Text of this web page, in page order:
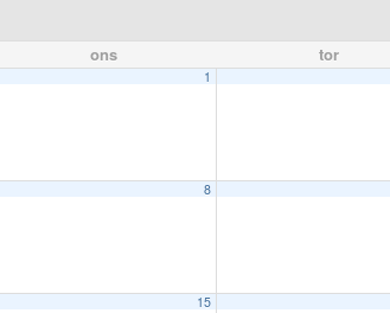
ons tor
1
8
15